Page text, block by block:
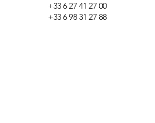
+33 6 27 41 27 00
+33 6 98 31 27 88